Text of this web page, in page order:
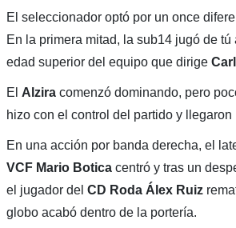
El seleccionador optó por un once
En la primera mitad, la sub14 jugó de
edad superior del equipo que dirige
El Alziracomenzó dominando, pero
hizo con el control del partido y llegaron
En una acción por banda derecha, el
VCF Mario Boticacentró y tras un
el jugador del CD Roda Álex Ruiz
globo acabó dentro de la portería.